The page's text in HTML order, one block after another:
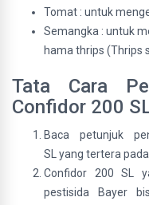
Tomat : untuk
Semangka : untuk
hama thrips (Thrips
Tata Cara
Confidor 200
Baca petunjuk
SL yang tertera
Confidor 200 SL
pestisida Bayer